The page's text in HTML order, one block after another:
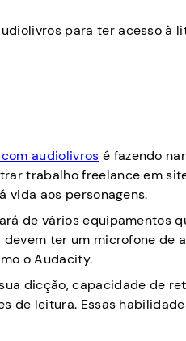
para ter acesso à
audiolivros é fazendo
trabalho freelance em
vida aos personagens.
de vários equipamentos
ter um microfone de
o Audacity.
dicção, capacidade de
de leitura. Essas